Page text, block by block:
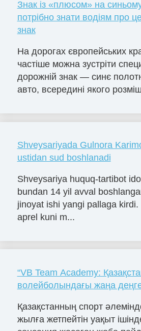
Знак із «плюсом» на
потрібно знати водіям про
знак
На дорогах європейських
частіше можна зустріти
дорожній знак — синє
авто, всередині якого
Shveysariyada Gulnora
ustidan sud boshlanadi
Shveysariya huquq-tartibot
bundan 14 yil avval
jinoyat ishi yangi pallaga
aprel kuni m...
“VB Team Academy:
волейболындағы жаңа
Қазақстанның спорт
жылға жетпейтін уақыт